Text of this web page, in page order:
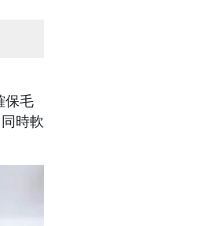
保毛
時軟